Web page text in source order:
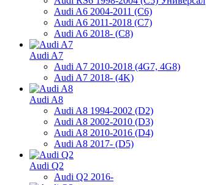
Audi A6 2004-2011 (C6)
Audi A6 2011-2018 (C7)
Audi A6 2018- (C8)
Audi A7
Audi A7 2010-2018 (4G7, 4G8)
Audi A7 2018- (4K)
Audi A8
Audi A8 1994-2002 (D2)
Audi A8 2002-2010 (D3)
Audi A8 2010-2016 (D4)
Audi A8 2017- (D5)
Audi Q2
Audi Q2 2016-